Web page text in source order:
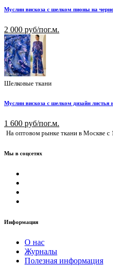
Муслин вискоза с шелком пионы на
2 000 руб/пог.м.
Шелковые ткани
Муслин вискоза с шелком дизайн листья
1 600 руб/пог.м.
На оптовом рынке ткани в Москве с
Мы в соцсетях
Информация
О нас
Журналы
Полезная информация